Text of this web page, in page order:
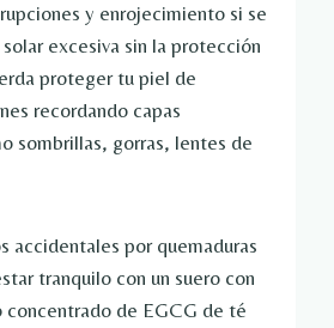
y enrojecimiento si se
excesiva sin la protección
proteger tu piel de
recordando capas
sombrillas, gorras, lentes de
accidentales por quemaduras
tranquilo con un suero con
concentrado de EGCG de té